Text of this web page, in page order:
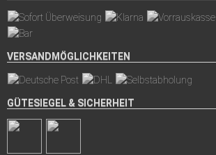
VERSANDMÖGLICHKEITEN
GÜTESIEGEL & SICHERHEIT